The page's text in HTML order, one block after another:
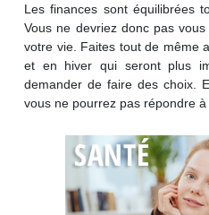
Les finances sont équilibrées
Vous ne devriez donc pas
votre vie. Faites tout de même
et en hiver qui seront plus
demander de faire des choix.
vous ne pourrez pas répondre à